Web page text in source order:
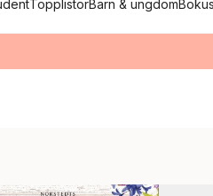
TopplistorBarn & ungdom